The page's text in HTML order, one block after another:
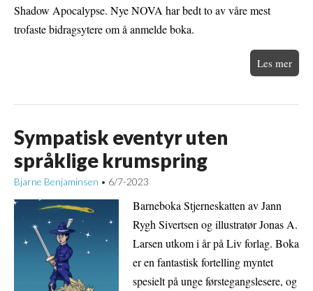
Shadow Apocalypse. Nye NOVA har bedt to av våre mest
trofaste bidragsytere om å anmelde boka.
Les mer
Sympatisk eventyr uten
språklige krumspring
Bjarne Benjaminsen • 6/7-2023
Barneboka Stjerneskatten av Jann
Rygh Sivertsen og illustratør Jonas A.
Larsen utkom i år på Liv forlag. Boka
er en fantastisk fortelling myntet
spesielt på unge førstegangslesere, og